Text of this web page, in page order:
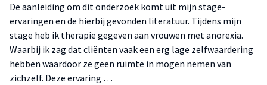
De aanleiding om dit onderzoek komt uit mijn stage-
ervaringen en de hierbij gevonden literatuur. Tijdens mijn
stage heb ik therapie gegeven aan vrouwen met anorexia.
Waarbij ik zag dat cliënten vaak een erg lage zelfwaardering
hebben waardoor ze geen ruimte in mogen nemen van
zichzelf. Deze ervaring …